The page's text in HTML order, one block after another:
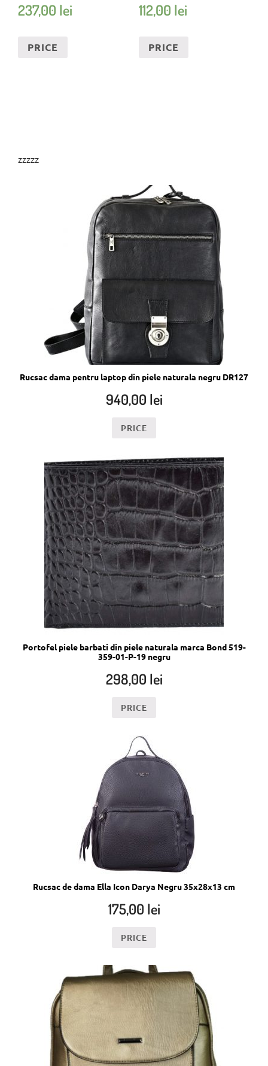
237,00 lei
PRICE
112,00 lei
PRICE
zzzzz
Rucsac dama pentru laptop din piele naturala negru DR127
940,00 lei
PRICE
Portofel piele barbati din piele naturala marca Bond 519-
359-01-P-19 negru
298,00 lei
PRICE
Rucsac de dama Ella Icon Darya Negru 35x28x13 cm
175,00 lei
PRICE